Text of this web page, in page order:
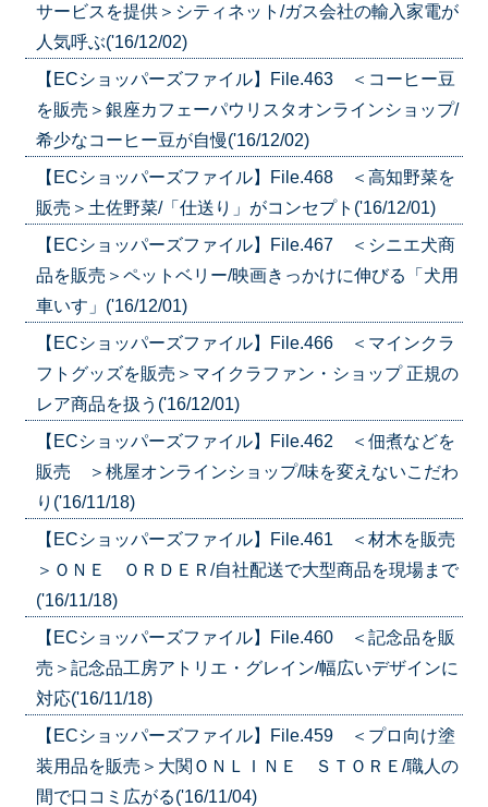
サービスを提供＞シティネット/ガス会社の輸入家電が
人気呼ぶ('16/12/02)
【ECショッパーズファイル】File.463 ＜コーヒー豆
を販売＞銀座カフェーパウリスタオンラインショップ/
希少なコーヒー豆が自慢('16/12/02)
【ECショッパーズファイル】File.468 ＜高知野菜を
販売＞土佐野菜/「仕送り」がコンセプト('16/12/01)
【ECショッパーズファイル】File.467 ＜シニエ犬商
品を販売＞ペットベリー/映画きっかけに伸びる「犬用
車いす」('16/12/01)
【ECショッパーズファイル】File.466 ＜マインクラ
フトグッズを販売＞マイクラファン・ショップ 正規の
レア商品を扱う('16/12/01)
【ECショッパーズファイル】File.462 ＜佃煮などを
販売 ＞桃屋オンラインショップ/味を変えないこだわ
り('16/11/18)
【ECショッパーズファイル】File.461 ＜材木を販売
＞ＯＮＥ ＯＲＤＥＲ/自社配送で大型商品を現場まで
('16/11/18)
【ECショッパーズファイル】File.460 ＜記念品を販
売＞記念品工房アトリエ・グレイン/幅広いデザインに
対応('16/11/18)
【ECショッパーズファイル】File.459 ＜プロ向け塗
装用品を販売＞大関ＯＮＬＩＮＥ ＳＴＯＲＥ/職人の
間で口コミ広がる('16/11/04)